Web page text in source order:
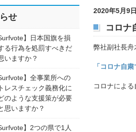
2020年5月9
コロナ
弊社副社長舟
「コロナ自
コロナによ
せ
】日本国旗を損
る行為を処罰すべきだ
いますか？
】全事業所への
レスチェック義務化に
のような支援策が必要
思いますか？
】2つの県で1人